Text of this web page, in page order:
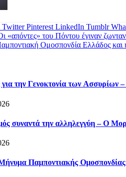
Twitter Pinterest LinkedIn Tumblr
«απόντες» του Πόντου έγιναν
Ομοσπονδία Ελλάδος και
την Γενοκτονία των Ασσυρίων
συναντά την αλληλεγγύη – Ο
Παμποντιακής